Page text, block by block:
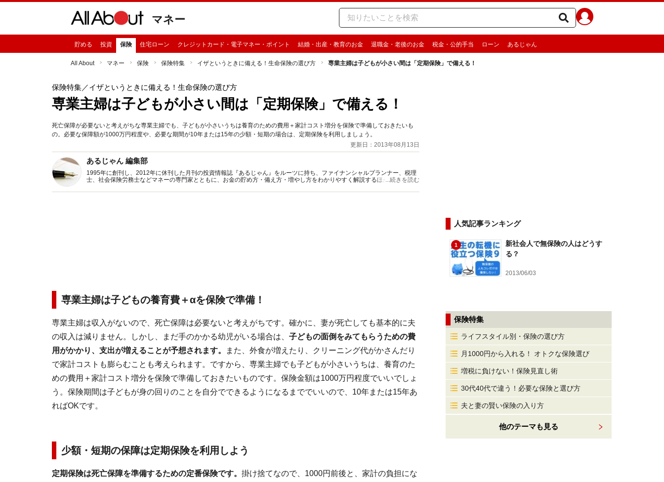
マネー
貯める 投資 保険 住宅ローン クレジットカード・電子マネー・ポイント 結婚・出産・教育のお金 退職金・老後のお金 税金・公的手当 ローン あるじゃん
All About マネー 保険 保険特集 イザというときに備える！生命保険の選び方 専業主婦は子どもが小さい間は「定期保険」で備える！
保険特集／イザというときに備える！生命保険の選び方
専業主婦は子どもが小さい間は「定期保険」で備える！
死亡保障が必要ないと考えがちな専業主婦でも、子どもが小さいうちは養育のための費用＋家計コスト増分を保険で準備しておきたいも
の。必要な保障額が1000万円程度や、必要な期間が10年または15年の少額・短期の場合は、定期保険を利用しましょう。
更新日：2013年08月13日
あるじゃん 編集部
1995年に創刊し、2012年に休刊した月刊の投資情報誌『あるじゃん』をルーツに持ち、ファイナンシャルプランナー、税理
士、社会保険労務士などマネーの専門家とともに、お金の貯め方・備え方・増やし方をわかりやすく解説するほか、マネー最
...続きを読む
専業主婦は子どもの養育費＋αを保険で準備！
専業主婦は収入がないので、死亡保障は必要ないと考えがちです。確かに、妻が死亡しても基本的に夫
の収入は減りません。しかし、まだ手のかかる幼児がいる場合は、 子どもの面倒をみてもらうための費
用がかかり、支出が増えることが予想されます。
また、外食が増えたり、クリーニング代がかさんだり
で家計コストも膨らむことも考えられます。ですから、専業主婦でも子どもが小さいうちは、養育のた
めの費用＋家計コスト増分を保険で準備しておきたいものです。保険金額は1000万円程度でいいでしょ
う。保険期間は子どもが身の回りのことを自分でできるようになるまででいいので、10年または15年あ
ればOKです。
少額・短期の保障は定期保険を利用しよう
定期保険は死亡保障を準備するための定番保険です。 掛け捨てなので、1000円前後と、家計の負担にな
人気記事ランキング
1
新社会人で無保険の人はどうす
る？
2013/06/03
保険特集
ライフスタイル別・保険の選び方
月1000円から入れる！ オトクな保険選び
増税に負けない！保険見直し術
30代40代で違う！必要な保険と選び方
夫と妻の賢い保険の入り方
他のテーマも見る